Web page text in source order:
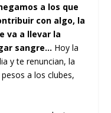
a los que
con algo, la
va a llevar la
sangre… Hoy la
y te renuncian, la
a los clubes,